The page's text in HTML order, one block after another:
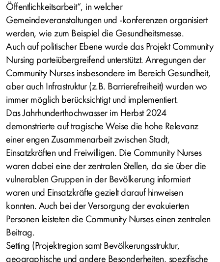
Öffentlichkeitsarbeit“, in welcher
Gemeindeveranstaltungen und -konferenzen organisiert
werden, wie zum Beispiel die Gesundheitsmesse.
Auch auf politischer Ebene wurde das Projekt Community
Nursing parteiübergreifend unterstützt. Anregungen der
Community Nurses insbesondere im Bereich Gesundheit,
aber auch Infrastruktur (z.B. Barrierefreiheit) wurden wo
immer möglich berücksichtigt und implementiert.
Das Jahrhunderthochwasser im Herbst 2024
demonstrierte auf tragische Weise die hohe Relevanz
einer engen Zusammenarbeit zwischen Stadt,
Einsatzkräften und Freiwilligen. Die Community Nurses
waren dabei eine der zentralen Stellen, da sie über die
vulnerablen Gruppen in der Bevölkerung informiert
waren und Einsatzkräfte gezielt darauf hinweisen
konnten. Auch bei der Versorgung der evakuierten
Personen leisteten die Community Nurses einen zentralen
Beitrag.
Setting (Projektregion samt Bevölkerungsstruktur,
geographische und andere Besonderheiten, spezifische